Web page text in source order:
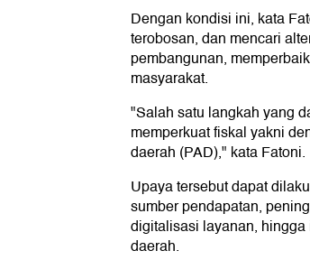
Dengan kondisi ini, kata
terobosan, dan mencari
pembangunan,
masyarakat.
"Salah satu langkah yang
memperkuat fiskal yakni
daerah (PAD)," kata Fatoni.
Upaya tersebut dapat
sumber pendapatan,
digitalisasi layanan,
daerah.